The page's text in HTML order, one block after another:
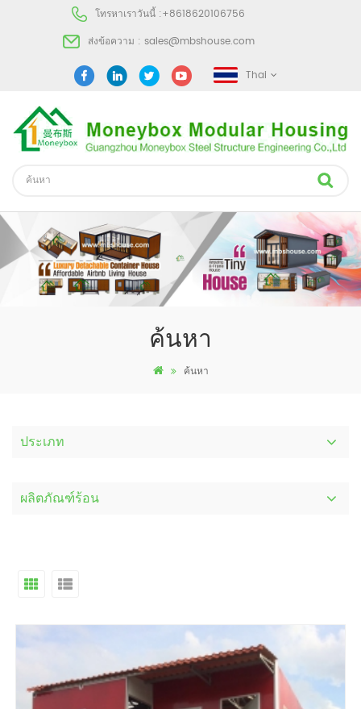
โทรหาเราวันนี้ :+8618620106756
ส่งข้อความ : sales@mbshouse.com
Thai
ค้นหา
ค้นหา
ประเภท
ผลิตภัณฑ์ร้อน